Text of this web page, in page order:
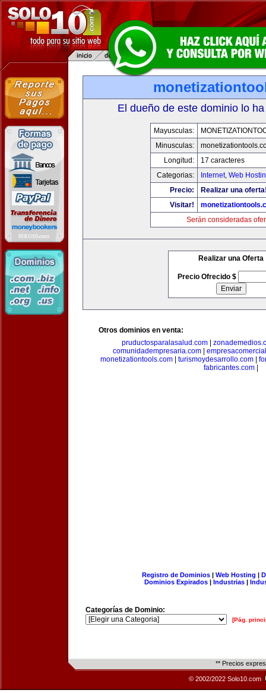
El dueño de este dominio lo
Mayusculas:
Minusculas:
Longitud:
17 caracteres
Categorias:
Internet, Web
Precio:
Realizar una
Visitar!
Serán consideradas
Realizar una Oferta
Precio Ofrecido $
Otros dominios en venta:
pruductosparalasalud.com|
comunidadempresaria.com
monetizationtools.com| turismoydesarrollo.com|
fabricantes.com
Registro de Dominios| Web Hosting |
Dominios Expirados | Industrias |
Categorías de Dominio:
[Pág.
** Precios
© 2002/2022 Solo10.com